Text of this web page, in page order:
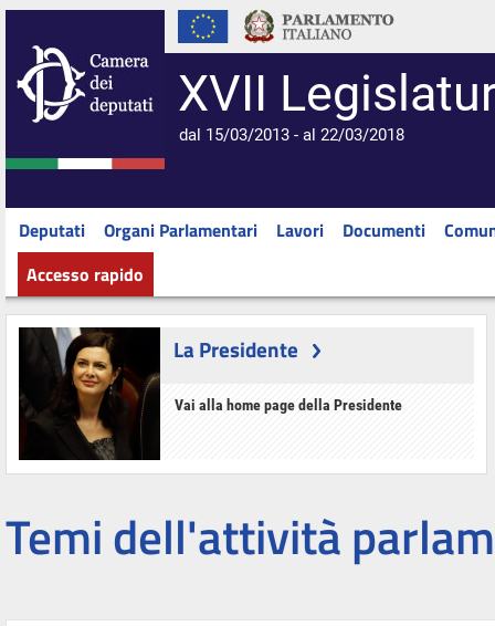
XVII
dal 15/03/2013 - al 22/03/2018
Deputati Organi Parlamentari Lavori Documenti
Accesso rapido
La Presidente
Vai alla home page della Presidente
Temi dell'attività